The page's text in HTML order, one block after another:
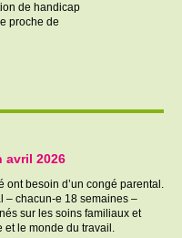
de handicap
proche de
avril 2026
ont besoin d’un congé parental.
– chacun-e 18 semaines –
sur les soins familiaux et
et le monde du travail.